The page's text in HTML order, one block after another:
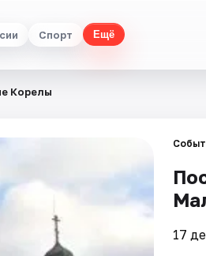
Спорт Ещё
Корелы
17